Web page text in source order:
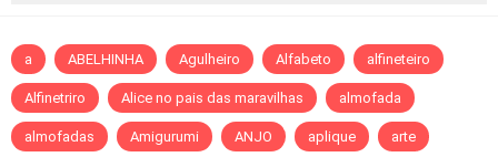
a ABELHINHA Agulheiro Alfabeto alfineteiro
Alfinetriro Alice no pais das maravilhas almofada
almofadas Amigurumi ANJO aplique arte